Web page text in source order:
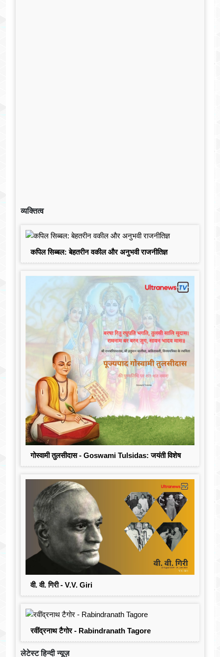
व्यक्तित्व
कपिल सिब्बल: बेहतरीन वकील और अनुभवी राजनीतिज्ञ
गोस्वामी तुलसीदास - Goswami Tulsidas: जयंती विशेष
वी. वी. गिरी - V.V. Giri
रवींद्रनाथ टैगोर - Rabindranath Tagore
लेटेस्ट हिन्दी न्यूज़